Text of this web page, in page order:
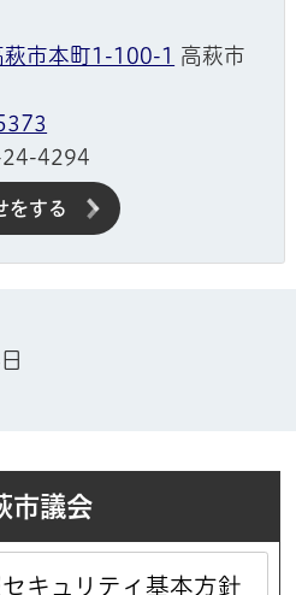
萩市本町1-100-1
高萩市
24-4294
をする
市議会
キュリティ基本方針